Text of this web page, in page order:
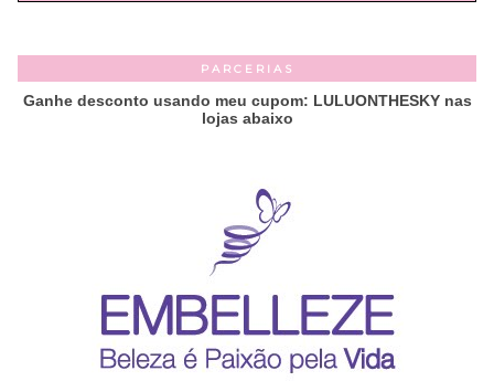
PARCERIAS
Ganhe desconto usando meu cupom: LULUONTHESKY nas
lojas abaixo